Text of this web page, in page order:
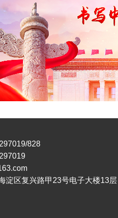
828
淀区复兴路甲23号电子大楼13层